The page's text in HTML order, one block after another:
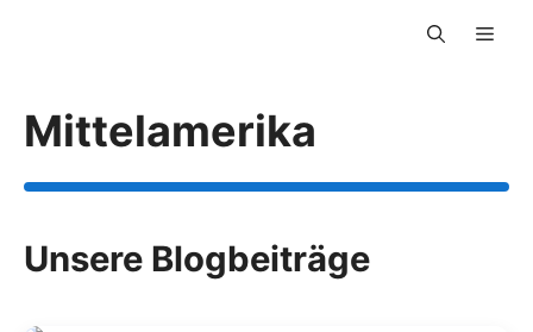
Mittelamerika
Unsere Blogbeiträge